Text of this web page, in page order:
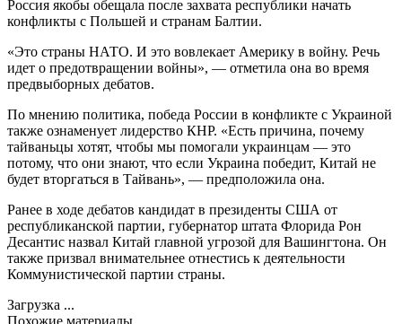
Россия якобы обещала после захвата республики начать
конфликты с Польшей и странам Балтии.
«Это страны НАТО. И это вовлекает Америку в войну. Речь
идет о предотвращении войны», — отметила она во время
предвыборных дебатов.
По мнению политика, победа России в конфликте с Украиной
также ознаменует лидерство КНР. «Есть причина, почему
тайваньцы хотят, чтобы мы помогали украинцам — это
потому, что они знают, что если Украина победит, Китай не
будет вторгаться в Тайвань», — предположила она.
Ранее в ходе дебатов кандидат в президенты США от
республиканской партии, губернатор штата Флорида Рон
Десантис назвал Китай главной угрозой для Вашингтона. Он
также призвал внимательнее отнестись к деятельности
Коммунистической партии страны.
Загрузка ...
Похожие материалы